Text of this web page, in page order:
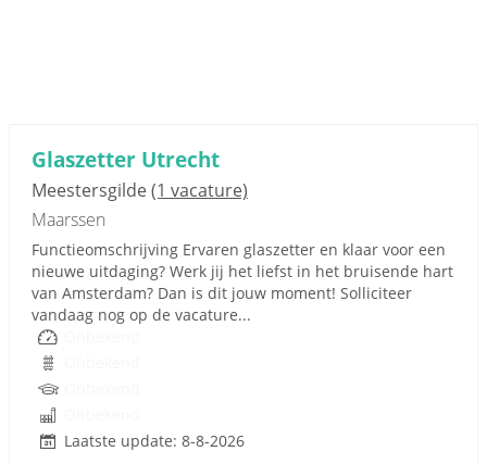
Glaszetter Utrecht
Meestersgilde(1 vacature)
Maarssen
Functieomschrijving Ervaren glaszetter en klaar voor een
nieuwe uitdaging? Werk jij het liefst in het bruisende hart
van Amsterdam? Dan is dit jouw moment! Solliciteer
vandaag nog op de vacature...
Laatste update: 8-8-2026